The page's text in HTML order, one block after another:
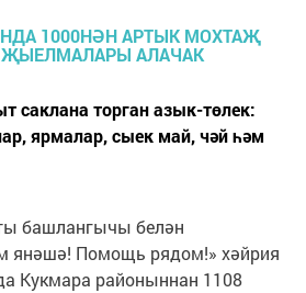
саклана торган азык-төлек:
ярмалар, сыек май, чәй һәм
башлангычы белән
янәшә! Помощь рядом!» хәйрия
Кукмара районыннан 1108